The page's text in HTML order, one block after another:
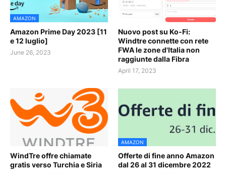
AMAZON
Amazon Prime Day 2023 [11
e 12 luglio]
June 26, 2023
Nuovo post su Ko-Fi:
Windtre connette con rete
FWA le zone d'Italia non
raggiunte dalla Fibra
April 17, 2023
WindTre offre chiamate
gratis verso Turchia e Siria
AMAZON
Offerte di fine anno Amazon
dal 26 al 31 dicembre 2022